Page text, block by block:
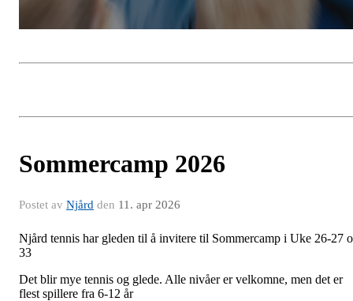
Sommercamp 2026
Postet av Njård den 11. apr 2026
Njård tennis har gleden til å invitere til Sommercamp i Uke 26-27
33
Det blir mye tennis og glede. Alle nivåer er velkomne, men det er
flest spillere fra 6-12 år